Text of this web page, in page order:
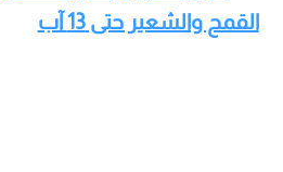
القمح والشعير حتى 13 آب